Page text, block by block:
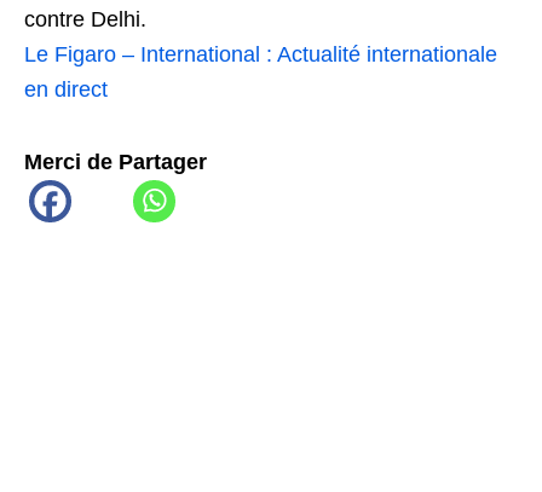
contre Delhi.
Le Figaro – International : Actualité internationale
en direct
Merci de Partager